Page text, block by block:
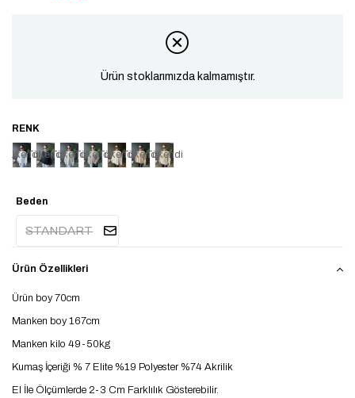
Ürün stoklarımızda kalmamıştır.
TükendiTükendiTükendiTükendiTükendiTükendiTükendi
Beden
STANDART
Ürün Özellikleri
Ürün boy 70cm
Manken boy 167cm
Manken kilo 49-50kg
Kumaş İçeriği % 7 Elite %19 Polyester %74 Akrilik
El İle Ölçümlerde 2-3 Cm Farklılık Gösterebilir.